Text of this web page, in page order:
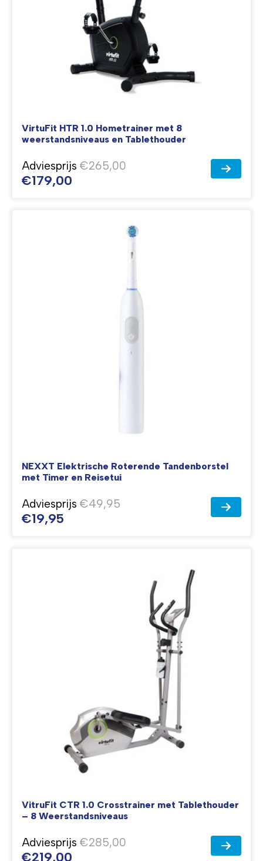
VirtuFit HTR 1.0 Hometrainer met 8
weerstandsniveaus en Tablethouder
Adviesprijs €265,00
€179,00
NEXXT Elektrische Roterende Tandenborstel
met Timer en Reisetui
Adviesprijs €49,95
€19,95
VitruFit CTR 1.0 Crosstrainer met Tablethouder
– 8 Weerstandsniveaus
Adviesprijs €285,00
€219,00